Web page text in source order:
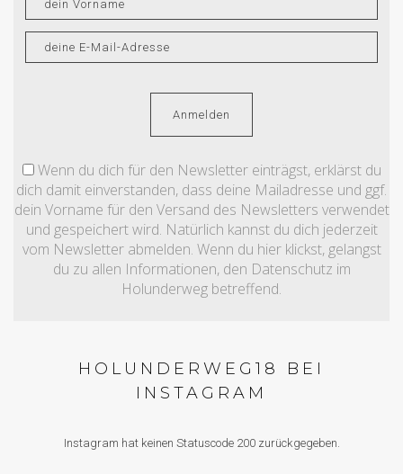
Wenn du dich für den Newsletter einträgst, erklärst du
dich damit einverstanden, dass deine Mailadresse und ggf.
dein Vorname für den Versand des Newsletters verwendet
und gespeichert wird. Natürlich kannst du dich jederzeit
vom Newsletter abmelden. Wenn du hier klickst, gelangst
du zu allen Informationen, den Datenschutz im
Holunderweg betreffend.
HOLUNDERWEG18 BEI
INSTAGRAM
Instagram hat keinen Statuscode 200 zurückgegeben.